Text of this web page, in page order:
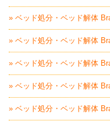
» ベッド処分・ベッド解体
» ベッド処分・ベッド解体
» ベッド処分・ベッド解体
» ベッド処分・ベッド解体
» ベッド処分・ベッド解体